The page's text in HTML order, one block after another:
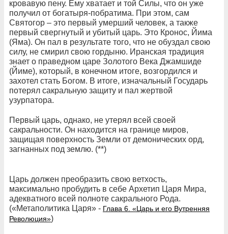
кровавую пену. Ему хватает и той Силы, что он уже
получил от богатыря-побратима. При этом, сам
Святогор – это первый умерший человек, а также
первый свергнутый и убитый царь. Это Кронос, Йима
(Яма). Он пал в результате того, что не обуздал свою
силу, не смирил свою гордыню. Иранская традиция
знает о праведном царе Золотого Века Джамшиде
(Йиме), который, в конечном итоге, возгордился и
захотел стать Богом. В итоге, изначальный Государь
потерял сакральную защиту и пал жертвой
узурпатора.
Первый царь, однако, не утерял всей своей
сакральности. Он находится на границе миров,
защищая поверхность Земли от демонических орд,
загнанных под землю. (**)
Царь должен преобразить свою ветхость,
максимально пробудить в себе Архетип Царя Мира,
адекватного всей полноте сакрального Рода.
(«Метаполитика Царя» - Глава 6. «Царь и его Вутренняя
Революция»)